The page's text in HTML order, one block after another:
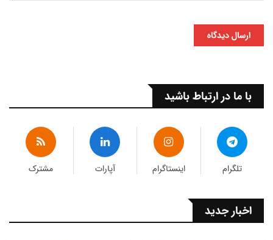
ارسال دیدگاه
با ما در ارتباط باشید
تلگرام اینستاگرام آپارات مشترک
اخبار جدید